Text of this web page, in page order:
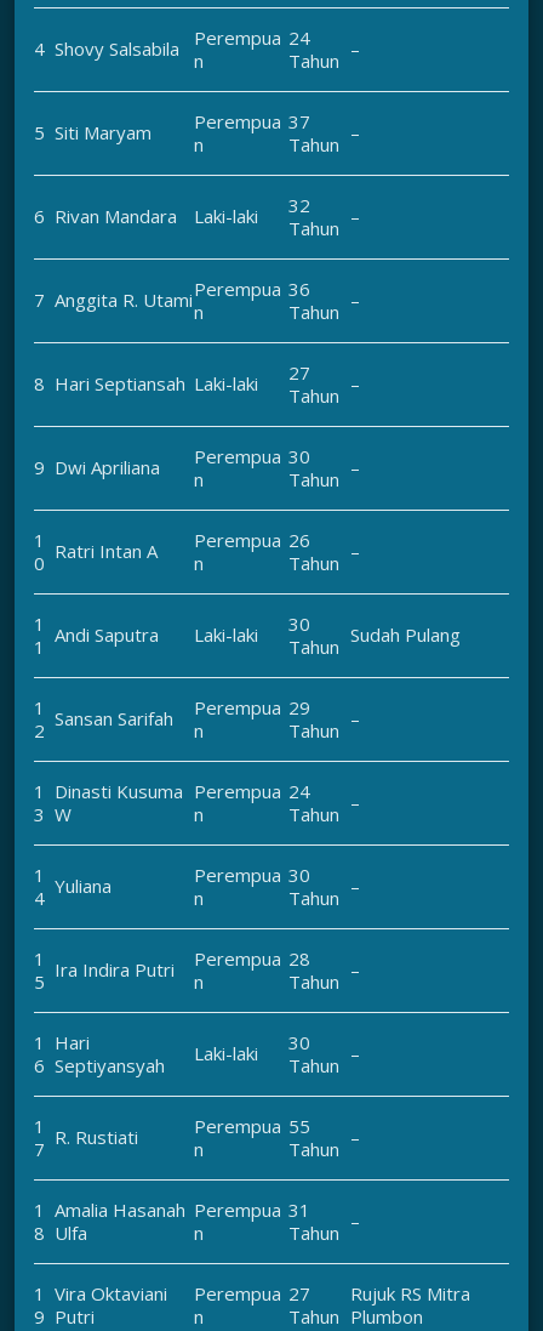
4 Shovy Salsabila
Perempua
n
24
Tahun –
5 Siti Maryam
Perempua
n
37
Tahun –
6 Rivan Mandara Laki-laki
32
Tahun –
7 Anggita R. UtamiPerempua
n
36
Tahun –
8 Hari Septiansah Laki-laki
27
Tahun –
9 Dwi Apriliana
Perempua
n
30
Tahun –
1
0 Ratri Intan A
Perempua
n
26
Tahun –
1
1 Andi Saputra Laki-laki
30
Tahun Sudah Pulang
1
2 Sansan Sarifah
Perempua
n
29
Tahun –
1
3
Dinasti Kusuma
W
Perempua
n
24
Tahun –
1
4 Yuliana
Perempua
n
30
Tahun –
1
5 Ira Indira Putri
Perempua
n
28
Tahun –
1
6
Hari
Septiyansyah
Laki-laki
30
Tahun –
1
7 R. Rustiati
Perempua
n
55
Tahun –
1
8
Amalia Hasanah
Ulfa
Perempua
n
31
Tahun –
1
9
Vira Oktaviani
Putri
Perempua
n
27
Tahun
Rujuk RS Mitra
Plumbon